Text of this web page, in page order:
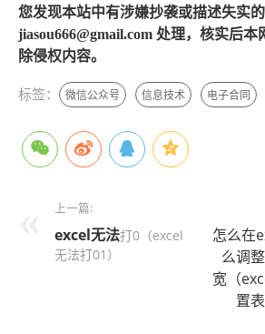
您发现本站中有涉嫌抄袭或描述失实
jiasou666@gmail.com 处理，核实后本
除侵权内容。
标签： 微信公众号 信息技术 电子合同
上一篇:
excel无法打0（excel
无法打01）
怎么在
么调
宽（
置